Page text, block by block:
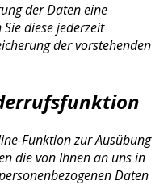
der Daten eine
diese jederzeit
der vorstehenden
Funktion zur Ausübung
die von Ihnen an uns in
Daten